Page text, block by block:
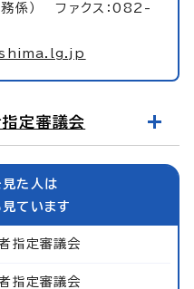
係） ファクス：082-
定審議会
見た人は
見ています
指定審議会
指定審議会